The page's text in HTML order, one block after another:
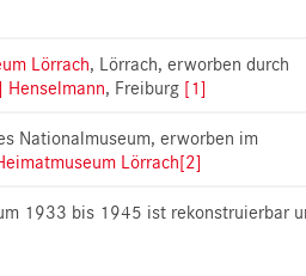
Lörrach, Lörrach, erworben durch
Henselmann, Freiburg [1]
Nationalmuseum, erworben im
Lörrach[2]
1933 bis 1945 ist rekonstruierbar